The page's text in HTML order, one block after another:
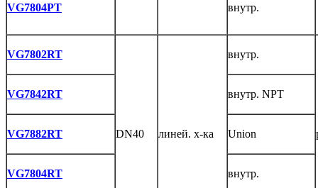
VG7804PT внутр.
VG7802RT
DN40 линей. х-ка
внутр.
VG7842RT внутр. NPT
VG7882RT Union
VG7804RT внутр.